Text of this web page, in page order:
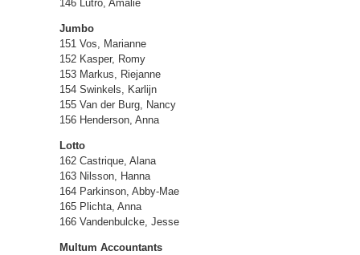
146 Lutro, Amalie
Jumbo
151 Vos, Marianne
152 Kasper, Romy
153 Markus, Riejanne
154 Swinkels, Karlijn
155 Van der Burg, Nancy
156 Henderson, Anna
Lotto
162 Castrique, Alana
163 Nilsson, Hanna
164 Parkinson, Abby-Mae
165 Plichta, Anna
166 Vandenbulcke, Jesse
Multum Accountants